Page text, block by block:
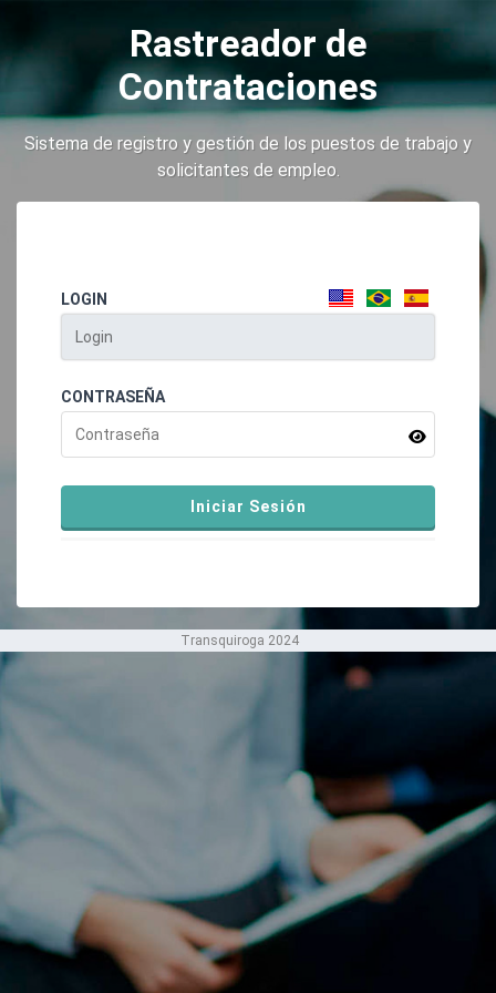
Rastreador de
Contrataciones
Sistema de registro y gestión de los puestos de trabajo y
solicitantes de empleo.
LOGIN
CONTRASEÑA
Transquiroga 2024